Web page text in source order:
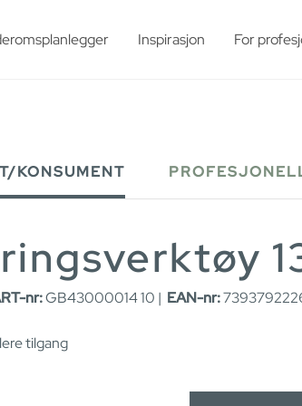
Inspirasjon For
KONSUMENT
nr:GB43000014 10 | EAN-nr:
tilgang